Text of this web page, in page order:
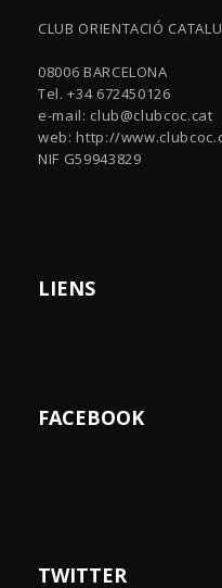
CLUB ORIENTACIÓ
08006 BARCELONA
Tel. +34 672450126
e-mail: club@clubcoc.cat
web: http://
NIF G59943829
LIENS
FACEBOOK
TWITTER